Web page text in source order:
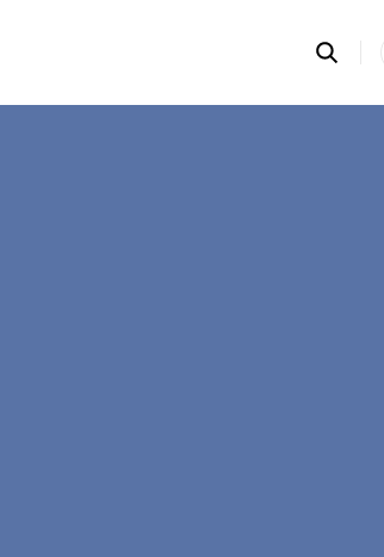
Search
search